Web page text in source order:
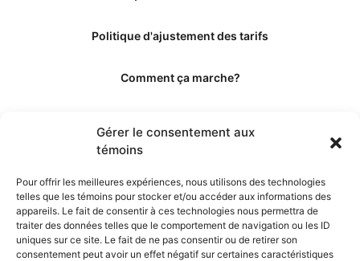
Gérer le consentement aux
témoins
Pour offrir les meilleures expériences, nous utilisons des technologies
telles que les témoins pour stocker et/ou accéder aux informations des
appareils. Le fait de consentir à ces technologies nous permettra de
traiter des données telles que le comportement de navigation ou les ID
uniques sur ce site. Le fait de ne pas consentir ou de retirer son
consentement peut avoir un effet négatif sur certaines caractéristiques
Politique d'ajustement des tarifs
Comment ça marche?
Les éditeurs
Les experts et collaborateurs